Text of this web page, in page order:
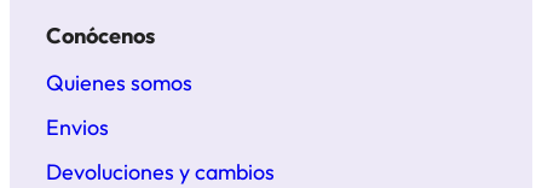
Conócenos
Quienes somos
Envios
Devoluciones y cambios